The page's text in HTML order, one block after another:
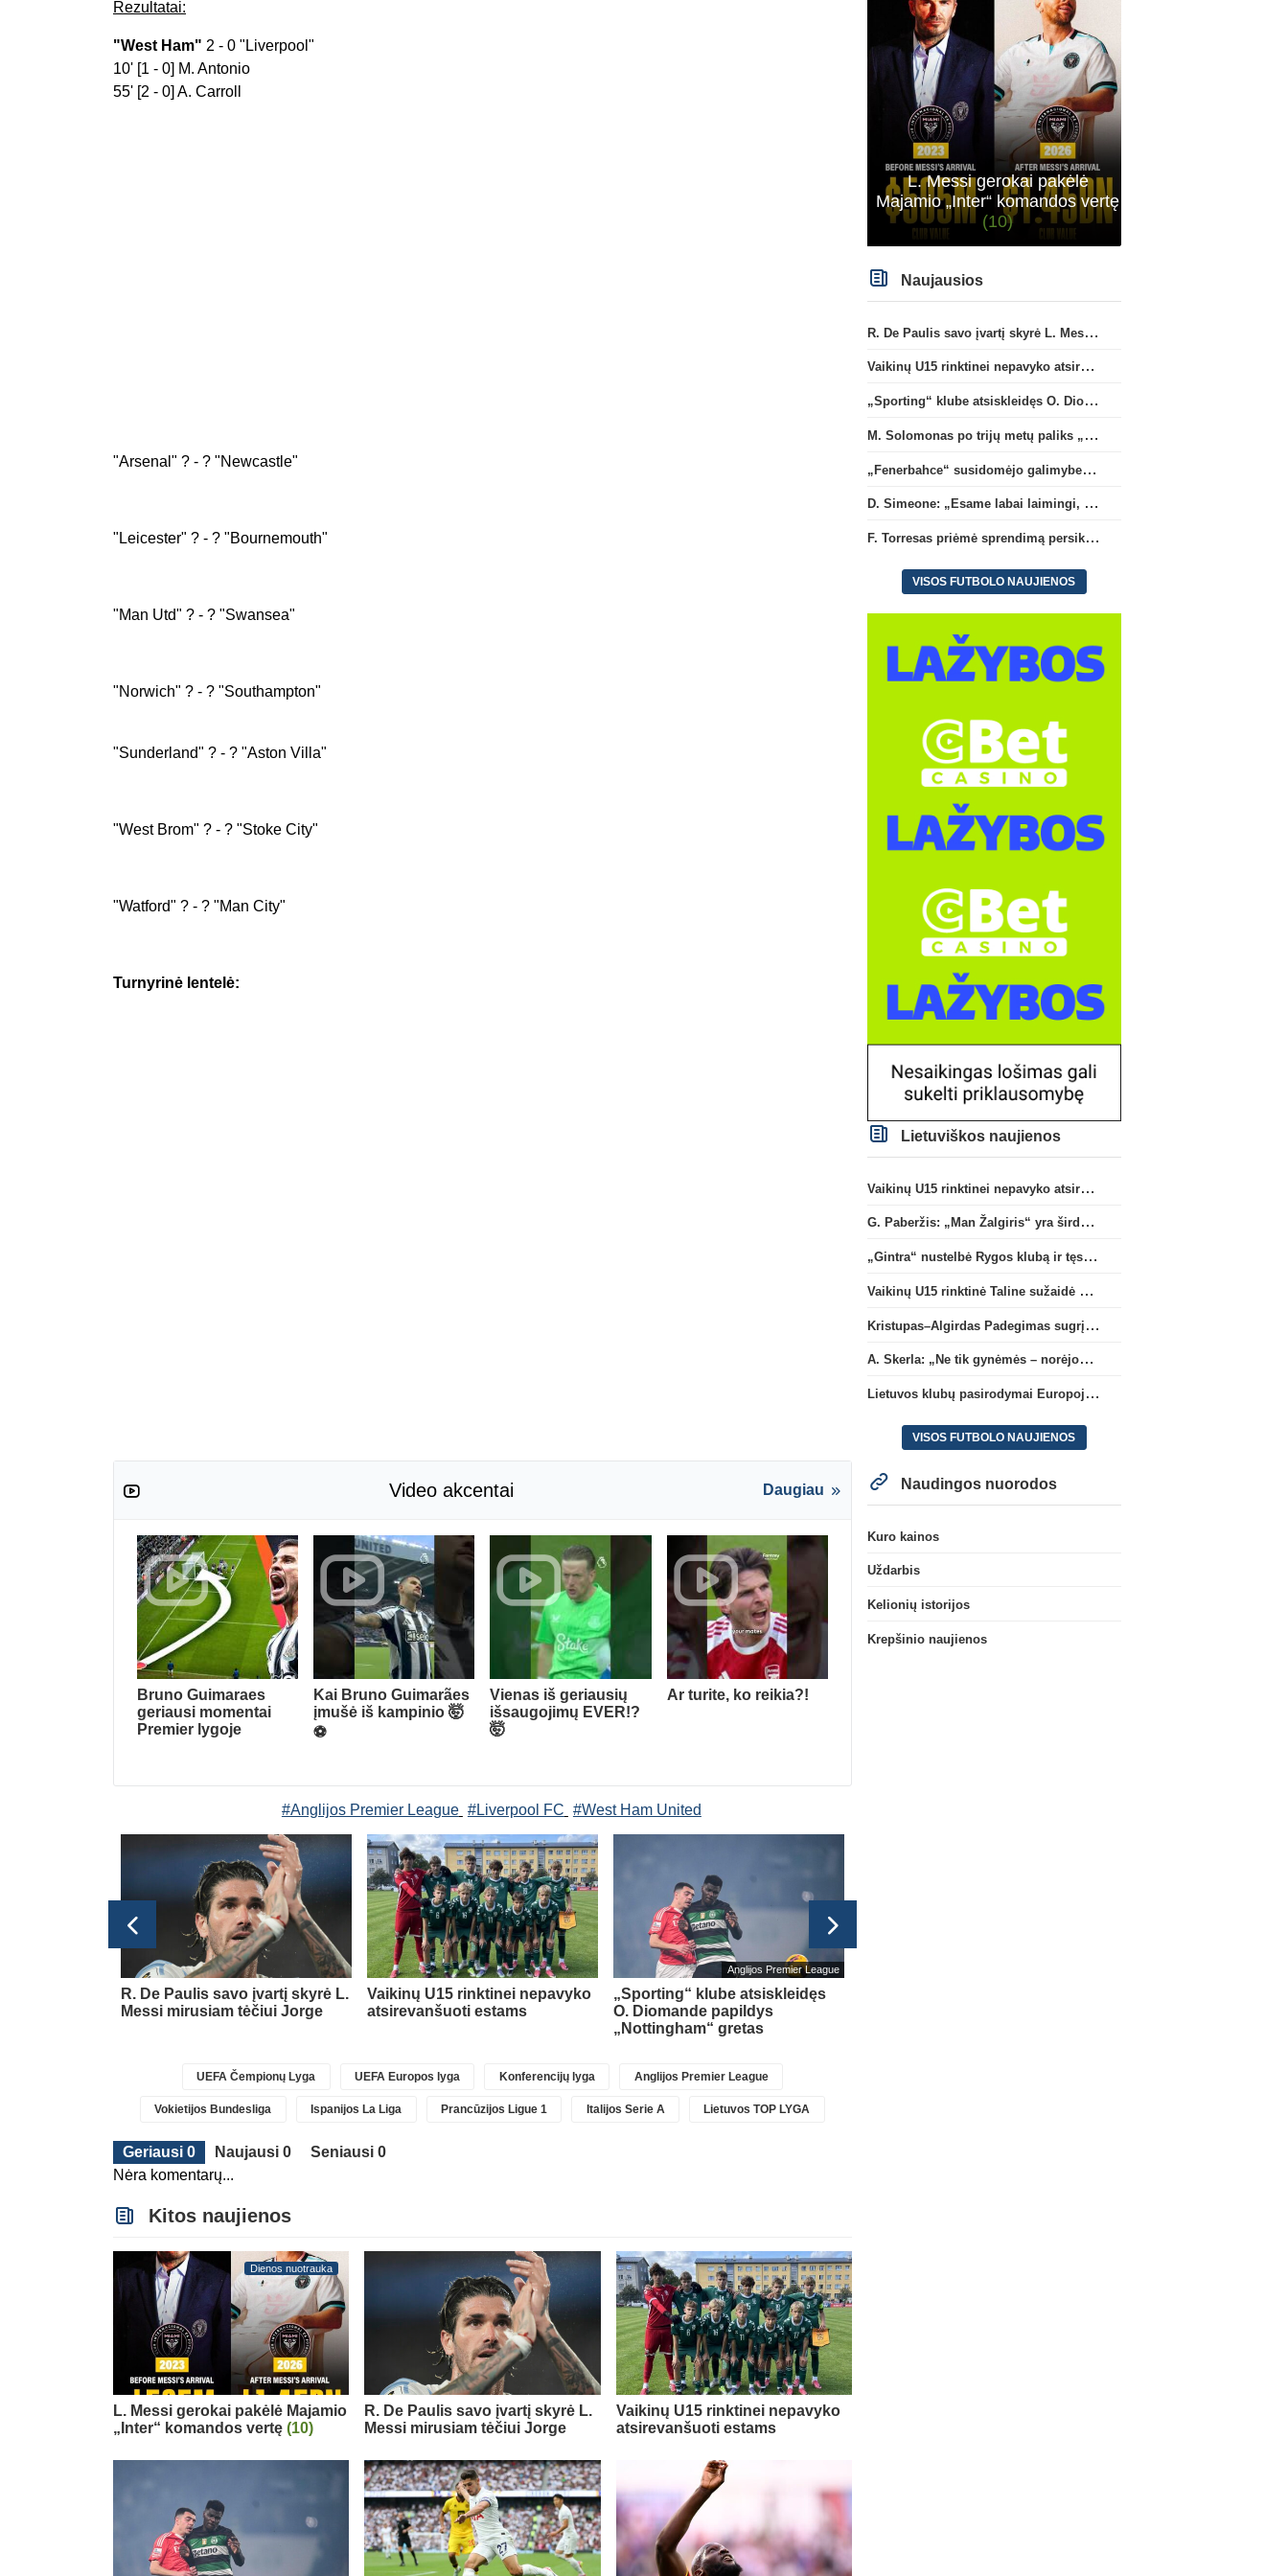
Rezultatai:
"West Ham" 2 - 0 "Liverpool"
10' [1 - 0] M. Antonio
55' [2 - 0] A. Carroll
"Arsenal" ? - ? "Newcastle"
"Leicester" ? - ? "Bournemouth"
"Man Utd" ? - ? "Swansea"
"Norwich" ? - ? "Southampton"
"Sunderland" ? - ? "Aston Villa"
"West Brom" ? - ? "Stoke City"
"Watford" ? - ? "Man City"
Turnyrinė lentelė:
Video akcentai Daugiau
Bruno Guimaraes
geriausi momentai
Premier lygoje
Kai Bruno Guimarães
įmušė iš kampinio 🤯
⚽️
Vienas iš geriausių
išsaugojimų EVER!?
🤯
Ar turite, ko reikia?!
#Anglijos Premier League #Liverpool FC #West Ham United
R. De Paulis savo įvartį skyrė L.
Messi mirusiam tėčiui Jorge
Vaikinų U15 rinktinei nepavyko
atsirevanšuoti estams
Anglijos Premier League
„Sporting“ klube atsiskleidęs
O. Diomande papildys
„Nottingham“ gretas
UEFA Čempionų Lyga UEFA Europos lyga Konferencijų lyga Anglijos Premier League
Vokietijos Bundesliga Ispanijos La Liga Prancūzijos Ligue 1 Italijos Serie A Lietuvos TOP LYGA
Geriausi 0 Naujausi 0
Seniausi 0
Nėra komentarų...
Kitos naujienos
Dienos nuotrauka
L. Messi gerokai pakėlė Majamio
„Inter“ komandos vertę (10)
R. De Paulis savo įvartį skyrė L.
Messi mirusiam tėčiui Jorge
Vaikinų U15 rinktinei nepavyko
atsirevanšuoti estams
pasistiprino. Cucurrlla bus siaubas manau Real
komandoje. Kažkaip man atrodo vėl bus
gynyboje ne kažkas.
L. Messi gerokai pakėlė
Majamio „Inter“ komandos vertę
(10)
Naujausios
R. De Paulis savo įvartį skyrė L. Messi mirusiam tėčiui Jorge
Vaikinų U15 rinktinei nepavyko atsirevanšuoti estams
„Sporting“ klube atsiskleidęs O. Diomande papildys „Nottingham“ gretas
M. Solomonas po trijų metų paliks „Tottenham“ ir papildys „West Ham“ klubą
„Fenerbahce“ susidomėjo galimybe įsigyti R. Lukaku
D. Simeone: „Esame labai laimingi, kad turime J. Alvarezą“
F. Torresas priėmė sprendimą persikelti į PSG ekipą
VISOS FUTBOLO NAUJIENOS
Lietuviškos naujienos
Vaikinų U15 rinktinei nepavyko atsirevanšuoti estams
G. Paberžis: „Man Žalgiris“ yra širdyje“
„Gintra“ nustelbė Rygos klubą ir tęs kovas UEFA Europos taurės atrankoje
Vaikinų U15 rinktinė Taline sužaidė pirmąsias kontrolines rungtynes
Kristupas–Algirdas Padegimas sugrįžta į FC „Hegelmann” B sudėtį
A. Skerla: „Ne tik gynėmės – norėjome atakuoti“
Lietuvos klubų pasirodymai Europoje: patirti pralaimėjimai Kroatijos atstovams
VISOS FUTBOLO NAUJIENOS
Naudingos nuorodos
Kuro kainos
Uždarbis
Kelionių istorijos
Krepšinio naujienos